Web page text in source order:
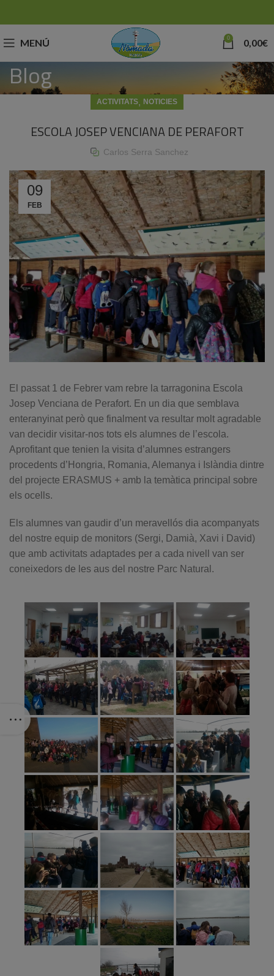
MENÚ 0 0,00€
Blog
ACTIVITATS, NOTICIES
ESCOLA JOSEP VENCIANA DE PERAFORT
Carlos Serra Sanchez
09
FEB
El passat 1 de Febrer vam rebre la tarragonina Escola
Josep Venciana de Perafort. En un dia que semblava
enteranyinat però que finalment va resultar molt agradable
van decidir visitar-nos tots els alumnes de l’escola.
Aprofitant que tenien la visita d’alumnes estrangers
procedents d’Hongria, Romania, Alemanya i Islàndia dintre
del projecte ERASMUS + amb la temàtica principal sobre
els ocells.
Els alumnes van gaudir d’un meravellós dia acompanyats
del nostre equip de monitors (Sergi, Damià, Xavi i David)
que amb activitats adaptades per a cada nivell van ser
coneixedors de les aus del nostre Parc Natural.